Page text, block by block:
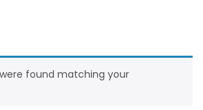
found matching your